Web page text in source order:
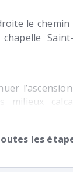
le
les
milieux